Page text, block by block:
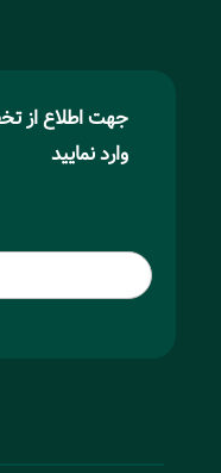
جهت اطلاع از
وارد نمایید